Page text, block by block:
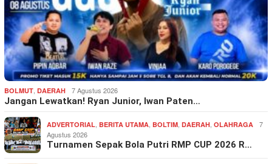
BOLMUT DAERAH 7 Agustus 2026
Jangan Lewatkan! Ryan Junior, Iwan Paten…
ADVERTORIAL BERITA UTAMA BOLTIM DAERAH OLAHRAGA
7
Agustus 2026
Turnamen Sepak Bola Putri RMP CUP 2026 R…